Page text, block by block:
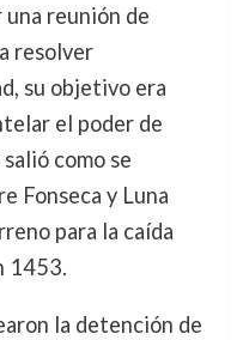
reunión de
resolver
su objetivo era
el poder de
como se
Fonseca y Luna
para la caída
1453.
la detención de